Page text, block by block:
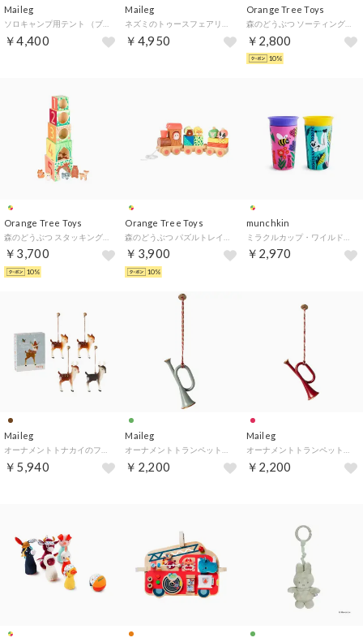
Maileg
￥4,400
Maileg
￥4,950
Orange Tree Toys
森のどうぶつ ソーティングクロック （マルチカラー）
￥2,800
10%
Orange Tree Toys
￥3,700
10%
Orange Tree Toys
￥3,900
10%
munchkin
￥2,970
Maileg
オーナメントトナカイのファミリーセットBOX付き （トナカイ）
￥5,940
Maileg
オーナメントトランペットミントBOX付き （ミント）
￥2,200
Maileg
オーナメントトランペットレッドBOX付き （レッド）
￥2,200